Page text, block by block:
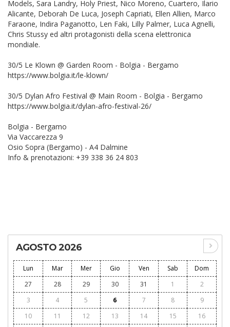
Models, Sara Landry, Holy Priest, Nico Moreno, Cuartero, Ilario
Alicante, Deborah De Luca, Joseph Capriati, Ellen Allien, Marco
Faraone, Indira Paganotto, Len Faki, Lilly Palmer, Luca Agnelli,
Chris Stussy ed altri protagonisti della scena elettronica
mondiale.
30/5 Le Klown @ Garden Room - Bolgia - Bergamo
https://www.bolgia.it/le-klown/
30/5 Dylan Afro Festival @ Main Room - Bolgia - Bergamo
https://www.bolgia.it/dylan-afro-festival-26/
Bolgia - Bergamo
Via Vaccarezza 9
Osio Sopra (Bergamo) - A4 Dalmine
Info & prenotazioni: +39 338 36 24 803
AGOSTO 2026
Lun Mar Mer Gio Ven Sab
Dom
27
28 29 30 31 1
2
3
4 5 6 7 8
9
10
11 12 13 14 15
16